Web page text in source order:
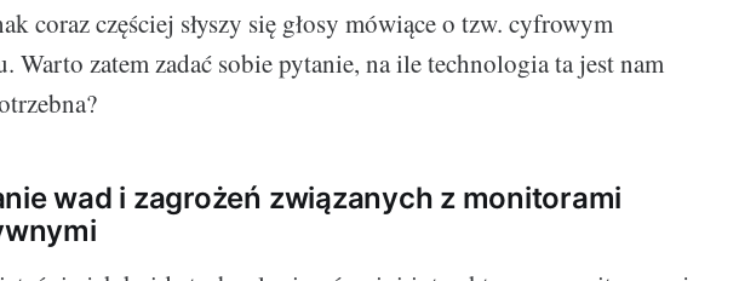
coraz częściej słyszy się głosy mówiące o tzw. cyfrowym
Warto zatem zadać sobie pytanie, na ile technologia ta jest nam
wad i zagrożeń związanych z monitorami